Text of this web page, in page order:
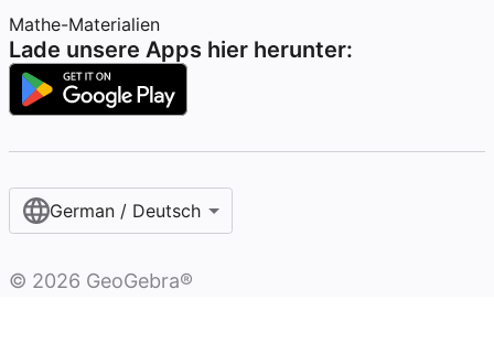
Mathe-Materialien
Lade unsere Apps hier herunter:
German / Deutsch
© 2026 GeoGebra®